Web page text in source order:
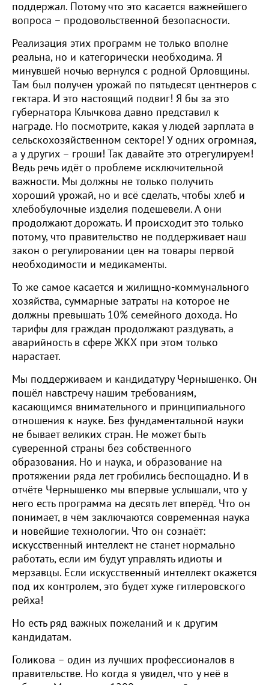
поддержал. Потому что это касается важнейшего
вопроса – продовольственной безопасности.
Реализация этих программ не только вполне
реальна, но и категорически необходима. Я
минувшей ночью вернулся с родной Орловщины.
Там был получен урожай по пятьдесят центнеров с
гектара. И это настоящий подвиг! Я бы за это
губернатора Клычкова давно представил к
награде. Но посмотрите, какая у людей зарплата в
сельскохозяйственном секторе! У одних огромная,
а у других – гроши! Так давайте это отрегулируем!
Ведь речь идёт о проблеме исключительной
важности. Мы должны не только получить
хороший урожай, но и всё сделать, чтобы хлеб и
хлебобулочные изделия подешевели. А они
продолжают дорожать. И происходит это только
потому, что правительство не поддерживает наш
закон о регулировании цен на товары первой
необходимости и медикаменты.
То же самое касается и жилищно-коммунального
хозяйства, суммарные затраты на которое не
должны превышать 10% семейного дохода. Но
тарифы для граждан продолжают раздувать, а
аварийность в сфере ЖКХ при этом только
нарастает.
Мы поддерживаем и кандидатуру Чернышенко. Он
пошёл навстречу нашим требованиям,
касающимся внимательного и принципиального
отношения к науке. Без фундаментальной науки
не бывает великих стран. Не может быть
суверенной страны без собственного
образования. Но и наука, и образование на
протяжении ряда лет гробились беспощадно. И в
отчёте Чернышенко мы впервые услышали, что у
него есть программа на десять лет вперёд. Что он
понимает, в чём заключаются современная наука
и новейшие технологии. Что он сознаёт:
искусственный интеллект не станет нормально
работать, если им будут управлять идиоты и
мерзавцы. Если искусственный интеллект окажется
под их контролем, это будет хуже гитлеровского
рейха!
Но есть ряд важных пожеланий и к другим
кандидатам.
Голикова – один из лучших профессионалов в
правительстве. Но когда я увидел, что у неё в